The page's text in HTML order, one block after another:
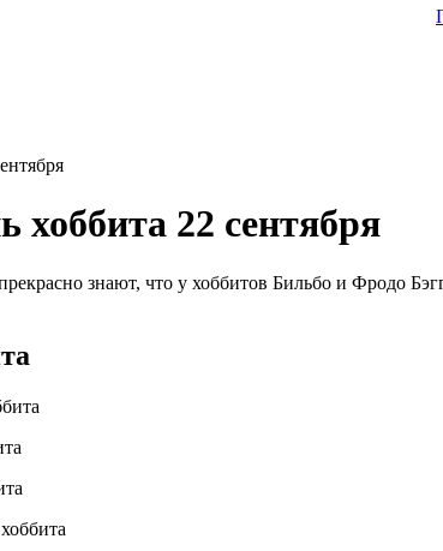
22 сентября
знают, что у хоббитов Бильбо и Фродо